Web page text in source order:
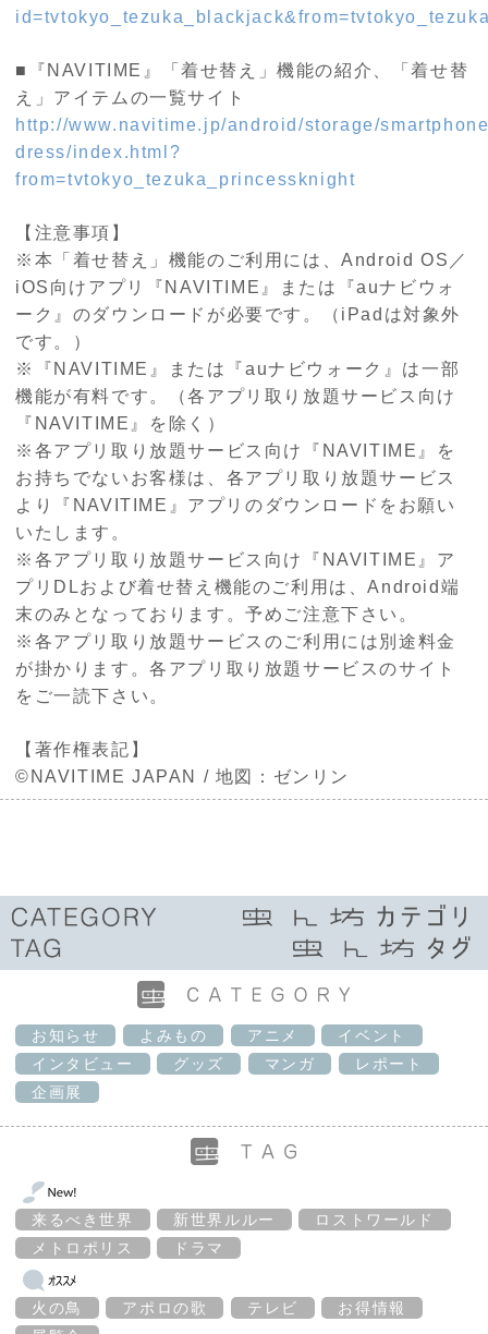
■『NAVITIME』「着せ替え」機能の紹介、「着せ替
え」アイテムの一覧サイト
http://www.navitime.jp/android/storage/
dress/index.html?
from=tvtokyo_tezuka_princessknight
【注意事項】
※本「着せ替え」機能のご利用には、Android OS／
iOS向けアプリ『NAVITIME』または『auナビウォ
ーク』のダウンロードが必要です。（iPadは対象外
です。）
※『NAVITIME』または『auナビウォーク』は一部
機能が有料です。（各アプリ取り放題サービス向け
『NAVITIME』を除く）
※各アプリ取り放題サービス向け『NAVITIME』を
お持ちでないお客様は、各アプリ取り放題サービス
より『NAVITIME』アプリのダウンロードをお願い
いたします。
※各アプリ取り放題サービス向け『NAVITIME』ア
プリDLおよび着せ替え機能のご利用は、Android端
末のみとなっております。予めご注意下さい。
※各アプリ取り放題サービスのご利用には別途料金
が掛かります。各アプリ取り放題サービスのサイト
をご一読下さい。
【著作権表記】
©NAVITIME JAPAN / 地図：ゼンリン
お知らせ よみもの アニメ
イベント
インタビュー
グッズ マンガ
レポート
企画展
来るべき世界 新世界ルルー
ロストワールド
メトロポリス
ドラマ
火の鳥 アポロの歌 テレビ
お得情報